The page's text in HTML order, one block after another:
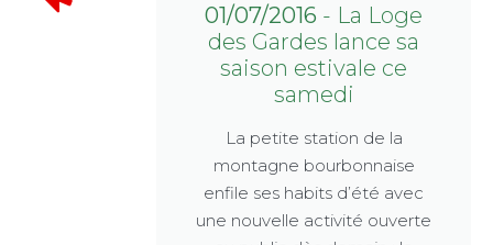
01/07/2016 - La Loge
des Gardes lance sa
saison estivale ce
samedi
La petite station de la
montagne bourbonnaise
enfile ses habits d’été avec
une nouvelle activité ouverte